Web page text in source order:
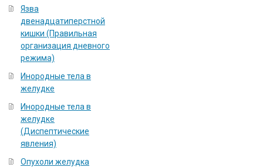
Язва
двенадцатиперстной
кишки (Правильная
организация дневного
режима)
Инородные тела в
желудке
Инородные тела в
желудке
(Диспептические
явления)
Опухоли желудка